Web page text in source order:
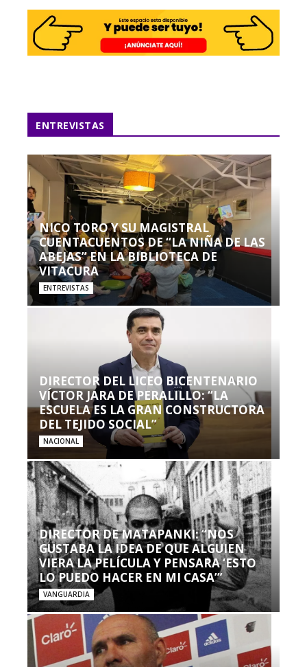
ENTREVISTAS
NICO TORO Y SU MAGISTRAL
CUENTACUENTOS DE “LA NIÑA DE LAS
ABEJAS” EN LA BIBLIOTECA DE
VITACURA
ENTREVISTAS
DIRECTOR DEL LICEO BICENTENARIO
VÍCTOR JARA DE PERALILLO: “LA
ESCUELA ES LA GRAN CONSTRUCTORA
DEL TEJIDO SOCIAL”
NACIONAL
DIRECTOR DE MATAPANKI: “NOS
GUSTABA LA IDEA DE QUE ALGUIEN
VIERA LA PELÍCULA Y PENSARA ‘ESTO
LO PUEDO HACER EN MI CASA’”
VANGUARDIA